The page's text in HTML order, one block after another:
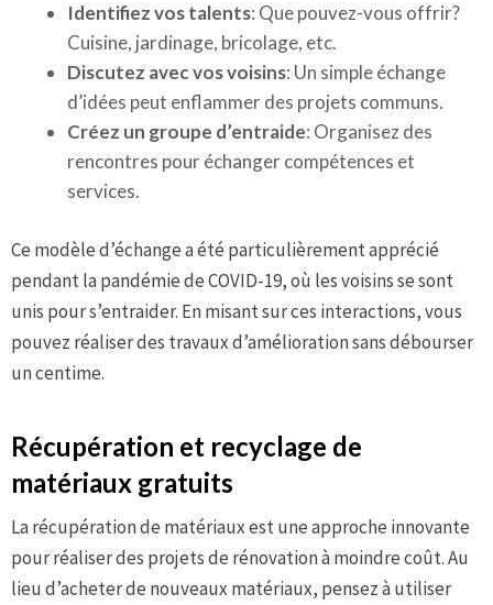
Identifiez vos talents: Que pouvez-vous offrir?
Cuisine, jardinage, bricolage, etc.
Discutez avec vos voisins: Un simple échange
d’idées peut enflammer des projets communs.
Créez un groupe d’entraide: Organisez des
rencontres pour échanger compétences et
services.
Ce modèle d’échange a été particulièrement apprécié
pendant la pandémie de COVID-19, où les voisins se sont
unis pour s’entraider. En misant sur ces interactions, vous
pouvez réaliser des travaux d’amélioration sans débourser
un centime.
Récupération et recyclage de
matériaux gratuits
La récupération de matériaux est une approche innovante
pour réaliser des projets de rénovation à moindre coût. Au
lieu d’acheter de nouveaux matériaux, pensez à utiliser